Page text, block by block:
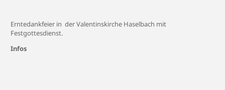
Erntedankfeier in der Valentinskirche Haselbach mit
Festgottesdienst.
Infos